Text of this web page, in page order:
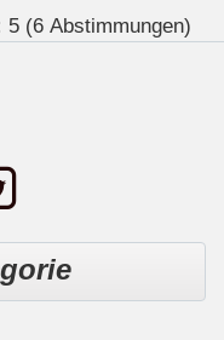
5 (6 Abstimmungen)